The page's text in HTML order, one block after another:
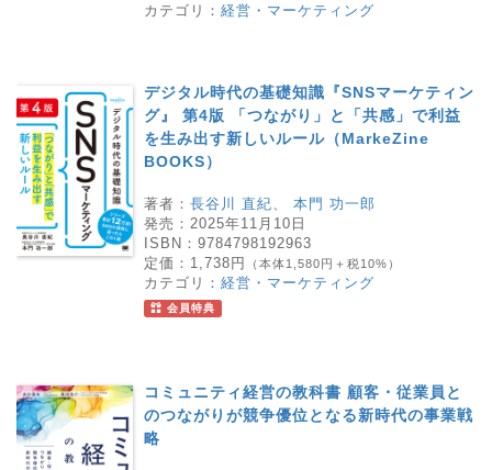
カテゴリ： 経営・マーケティング
デジタル時代の基礎知識『SNSマーケティン
グ』 第4版 「つながり」と「共感」で利益
を生み出す新しいルール（MarkeZine
BOOKS）
著者： 長谷川 直紀
本門 功一郎
発売： 2025年11月10日
ISBN： 9784798192963
定価： 1,738円 （本体1,580円＋税10%）
カテゴリ： 経営・マーケティング
会員特典
コミュニティ経営の教科書 顧客・従業員と
のつながりが競争優位となる新時代の事業戦
略